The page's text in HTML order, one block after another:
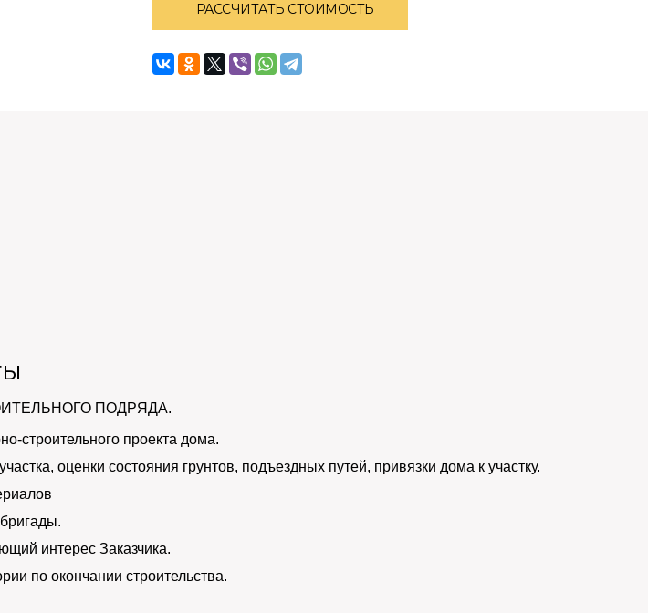
РАССЧИТАТЬ СТОИМОСТЬ
ПОДРЯДА.
строительного проекта дома.
оценки состояния грунтов, подъездных путей, привязки дома к участку.
интерес Заказчика.
по окончании строительства.